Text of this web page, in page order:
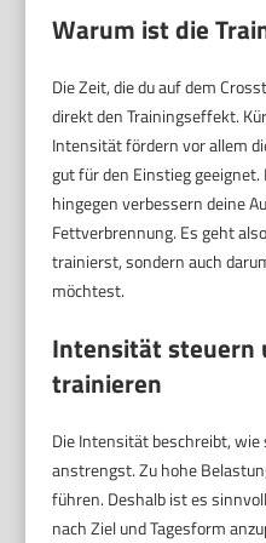
Warum ist die
Die Zeit, die du auf dem
direkt den Trainingseffekt.
Intensität fördern vor allem
gut für den Einstieg
hingegen verbessern deine
Fettverbrennung. Es geht
trainierst, sondern auch
möchtest.
Intensität steuern
trainieren
Die Intensität beschreibt,
anstrengst. Zu hohe
führen. Deshalb ist es
nach Ziel und Tagesform